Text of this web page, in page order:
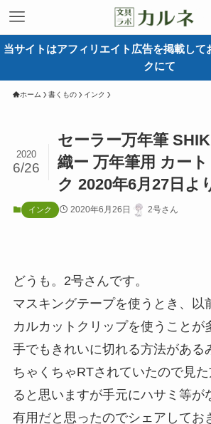
当サイトはアフィリエイト広告を掲載して
クにて
ホーム 書くもの インク
セーラー万年筆
織ー 万年筆用 カー
ク 2020年6月27日よ
2020
6/26
インク 2020年6月26日 2号さん
どうも。2号さんです。
マスキングテープを使うとき、以
カルカットクリップを使うことが
手でもきれいに切れる方法がある
ちゃくちゃRTされていたので見
ると思いますが手元にハサミ等が
有用だと思ったのでシェアしてお